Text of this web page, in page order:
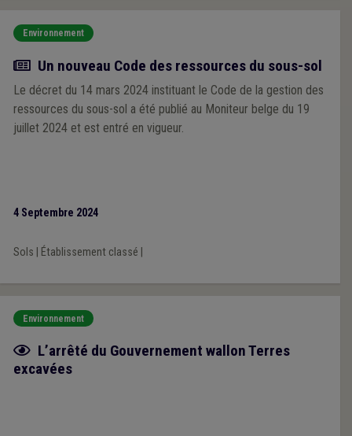
Environnement
Actualité
Un nouveau Code des ressources du sous-sol
Le décret du 14 mars 2024 instituant le Code de la gestion des
ressources du sous-sol a été publié au Moniteur belge du 19
juillet 2024 et est entré en vigueur.
4 Septembre 2024
Sols Établissement classé
Environnement
Fiche focus
L’arrêté du Gouvernement wallon Terres
excavées